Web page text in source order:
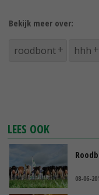
Bekijk meer over:
roodbont hhh
LEES OOK
08-06-